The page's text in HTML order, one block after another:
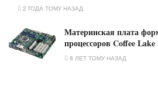
2 ГОДА ТОМУ НАЗАД
Материнская плата
процессоров Coffee Lake
8 ЛЕТ ТОМУ НАЗАД